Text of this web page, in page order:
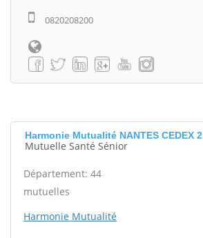
0820208200
Harmonie Mutualité NANTES CEDEX 2
Mutuelle Santé Sénior
Département: 44
mutuelles
Harmonie Mutualité